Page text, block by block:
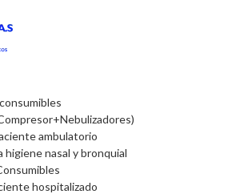
ambulatorio
higiene nasal y bronquial
hospitalizado